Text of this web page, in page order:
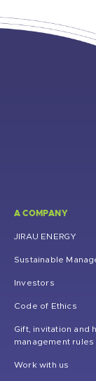
A COMPANY
JIRAU ENERGY
Sustainable
Investors
Code of Ethics
Gift, invitation and
management rules
Work with us